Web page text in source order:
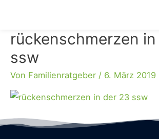
rückenschmerzen
ssw
Von Familienratgeber / 6. März 2019